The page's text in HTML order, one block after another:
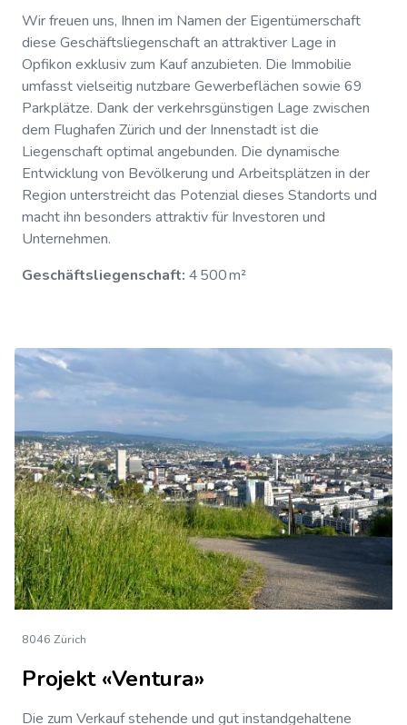
Wir freuen uns, Ihnen im Namen der Eigentümerschaft
diese Geschäftsliegenschaft an attraktiver Lage in
Opfikon exklusiv zum Kauf anzubieten. Die Immobilie
umfasst vielseitig nutzbare Gewerbeflächen sowie 69
Parkplätze. Dank der verkehrsgünstigen Lage zwischen
dem Flughafen Zürich und der Innenstadt ist die
Liegenschaft optimal angebunden. Die dynamische
Entwicklung von Bevölkerung und Arbeitsplätzen in der
Region unterstreicht das Potenzial dieses Standorts und
macht ihn besonders attraktiv für Investoren und
Unternehmen.
Geschäftsliegenschaft: 4 500 m²
8046 Zürich
Projekt «Ventura»
Die zum Verkauf stehende und gut instandgehaltene